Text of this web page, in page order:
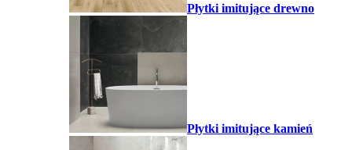
Płytki imitujące drewno
Płytki imitujące kamień